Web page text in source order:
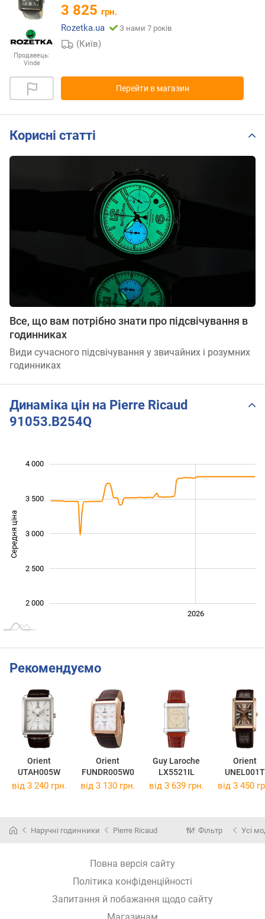
Продавець:
Vinde
3 825 грн.
Rozetka.ua
З нами 7 років
(Київ)
Перейти в магазин
Корисні статті
Все, що вам потрібно знати про підсвічування в
годинниках
Види сучасного підсвічування у звичайних і розумних
годинниках
Динаміка цін на Pierre Ricaud
91053.B254Q
Середня ціна 2 400
2 000
3 000
4 000
3 500
2 500
2026
Рекомендуємо
Orient
UTAH005W
Orient
FUNDR005W0
Guy Laroche
LX5521IL
Orient
UNEL001T
від 3 240 грн. від 3 130 грн. від 3 639 грн. від 3 450
Наручні годинники Pierre Ricaud Фільтр Усі
Повна версія сайту
Політика конфіденційності
Запитання й побажання щодо сайту